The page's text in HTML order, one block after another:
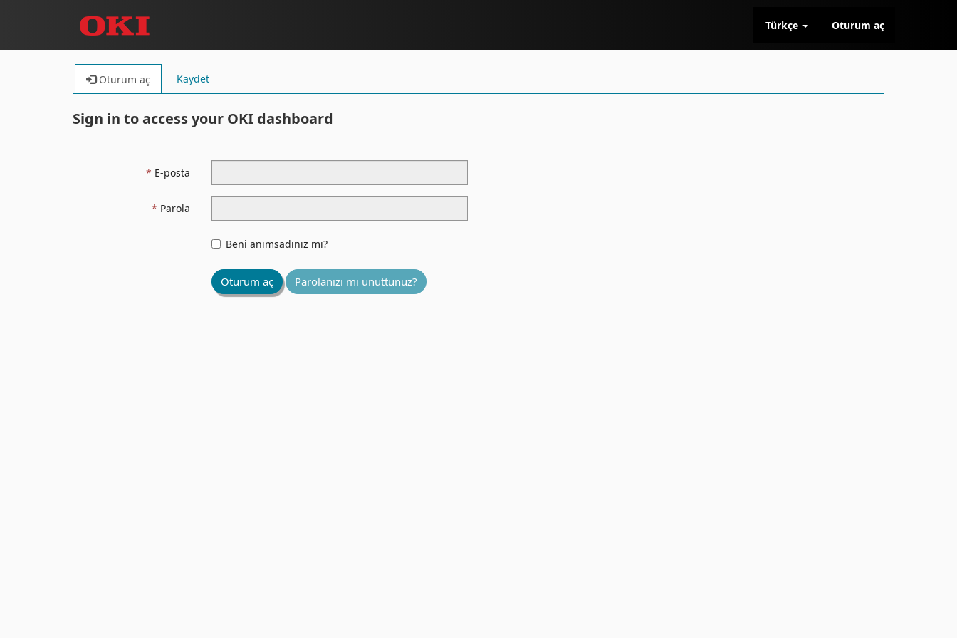
Türkçe Oturum aç
Oturum aç Kaydet
Sign in to access your OKI dashboard
E-posta
Parola
Beni anımsadınız mı?
Oturum aç Parolanızı mı unuttunuz?